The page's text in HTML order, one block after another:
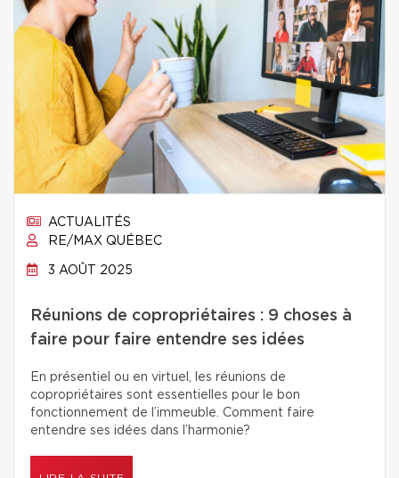
ACTUALITÉS
RE/MAX QUÉBEC
3 AOÛT 2025
Réunions de copropriétaires : 9 choses à
faire pour faire entendre ses idées
En présentiel ou en virtuel, les réunions de
copropriétaires sont essentielles pour le bon
fonctionnement de l’immeuble. Comment faire
entendre ses idées dans l’harmonie?